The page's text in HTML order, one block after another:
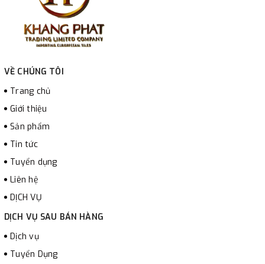
VỀ CHÚNG TÔI
Trang chủ
Giới thiệu
Sản phẩm
Tin tức
Tuyển dụng
Liên hệ
DỊCH VỤ
DỊCH VỤ SAU BÁN HÀNG
Dịch vụ
Tuyển Dụng